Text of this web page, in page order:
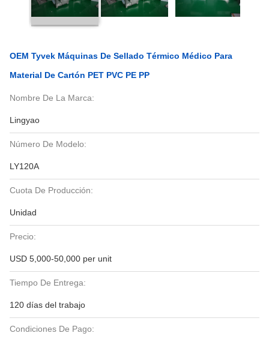
OEM Tyvek Máquinas De Sellado Térmico Médico Para
Material De Cartón PET PVC PE PP
Nombre De La Marca:
Lingyao
Número De Modelo:
LY120A
Cuota De Producción:
Unidad
Precio:
USD 5,000-50,000 per unit
Tiempo De Entrega:
120 días del trabajo
Condiciones De Pago: